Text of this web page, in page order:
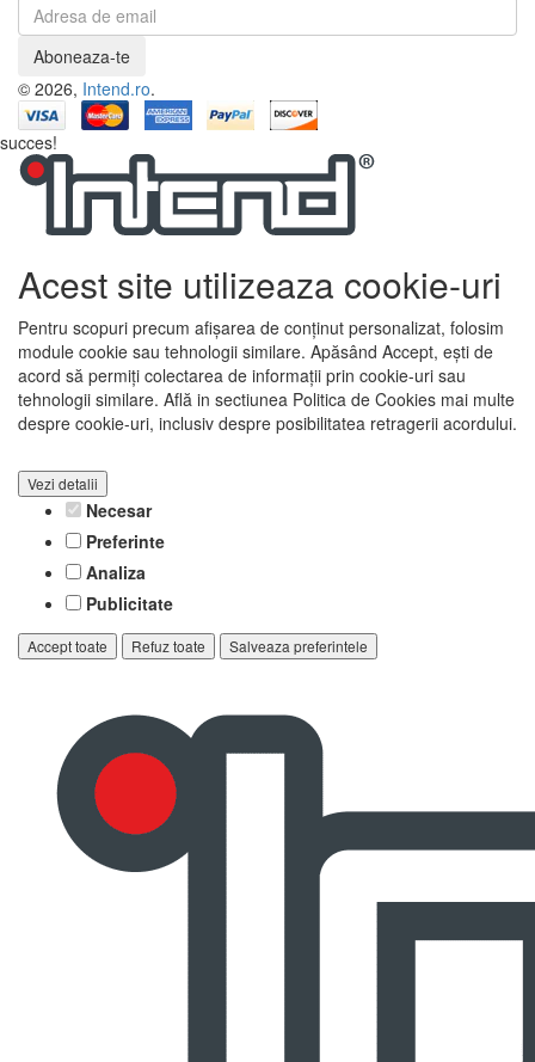
Aboneaza-te
© 2026, Intend.ro.
succes!
Acest site utilizeaza cookie-uri
Pentru scopuri precum afișarea de conținut personalizat, folosim
module cookie sau tehnologii similare. Apăsând Accept, ești de
acord să permiți colectarea de informații prin cookie-uri sau
tehnologii similare. Află in sectiunea Politica de Cookies mai multe
despre cookie-uri, inclusiv despre posibilitatea retragerii acordului.
Vezi detalii
Necesar
Preferinte
Analiza
Publicitate
Accept toate Refuz toate Salveaza preferintele